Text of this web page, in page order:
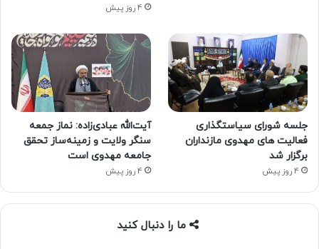
4 روز پیش
جلسه شورای سیاستگذاری
فعالیت های مهدوی مازنداران
برگزار شد
4 روز پیش
آیت‌الله عبادی‌زاده: نماز جمعه
سنگر ولایت و زمینه‌ساز تحقق
جامعه مهدوی است
4 روز پیش
ما را دنبال کنید